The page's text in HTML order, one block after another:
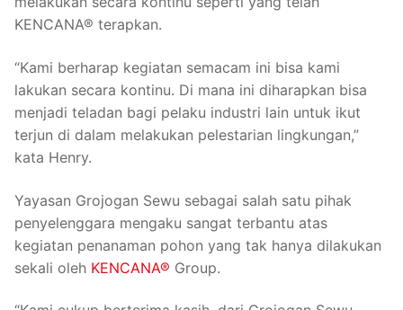
KENCANA® terapkan.
“Kami berharap kegiatan semacam ini bisa kami
lakukan secara kontinu. Di mana ini diharapkan bisa
menjadi teladan bagi pelaku industri lain untuk ikut
terjun di dalam melakukan pelestarian lingkungan,”
kata Henry.
Yayasan Grojogan Sewu sebagai salah satu pihak
penyelenggara mengaku sangat terbantu atas
kegiatan penanaman pohon yang tak hanya dilakukan
sekali oleh KENCANA® Group.